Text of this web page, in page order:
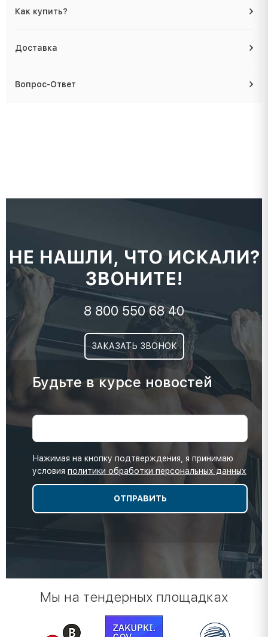
Как купить?
Доставка
Вопрос-Ответ
НЕ НАШЛИ, ЧТО ИСКАЛИ?
ЗВОНИТЕ!
8 800 550 68 40
ЗАКАЗАТЬ ЗВОНОК
Будьте в курсе новостей
Нажимая на кнопку подтверждения, я принимаю
условия политики обработки персональных данных
Мы на тендерных площадках